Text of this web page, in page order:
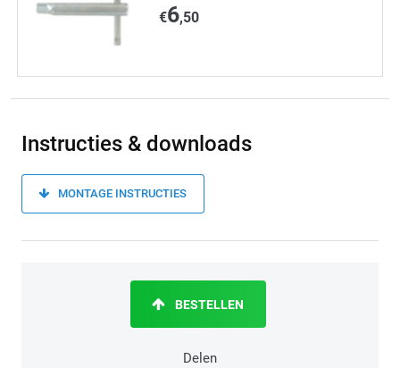
€6,50
Instructies & downloads
MONTAGE INSTRUCTIES
Delen
BESTELLEN